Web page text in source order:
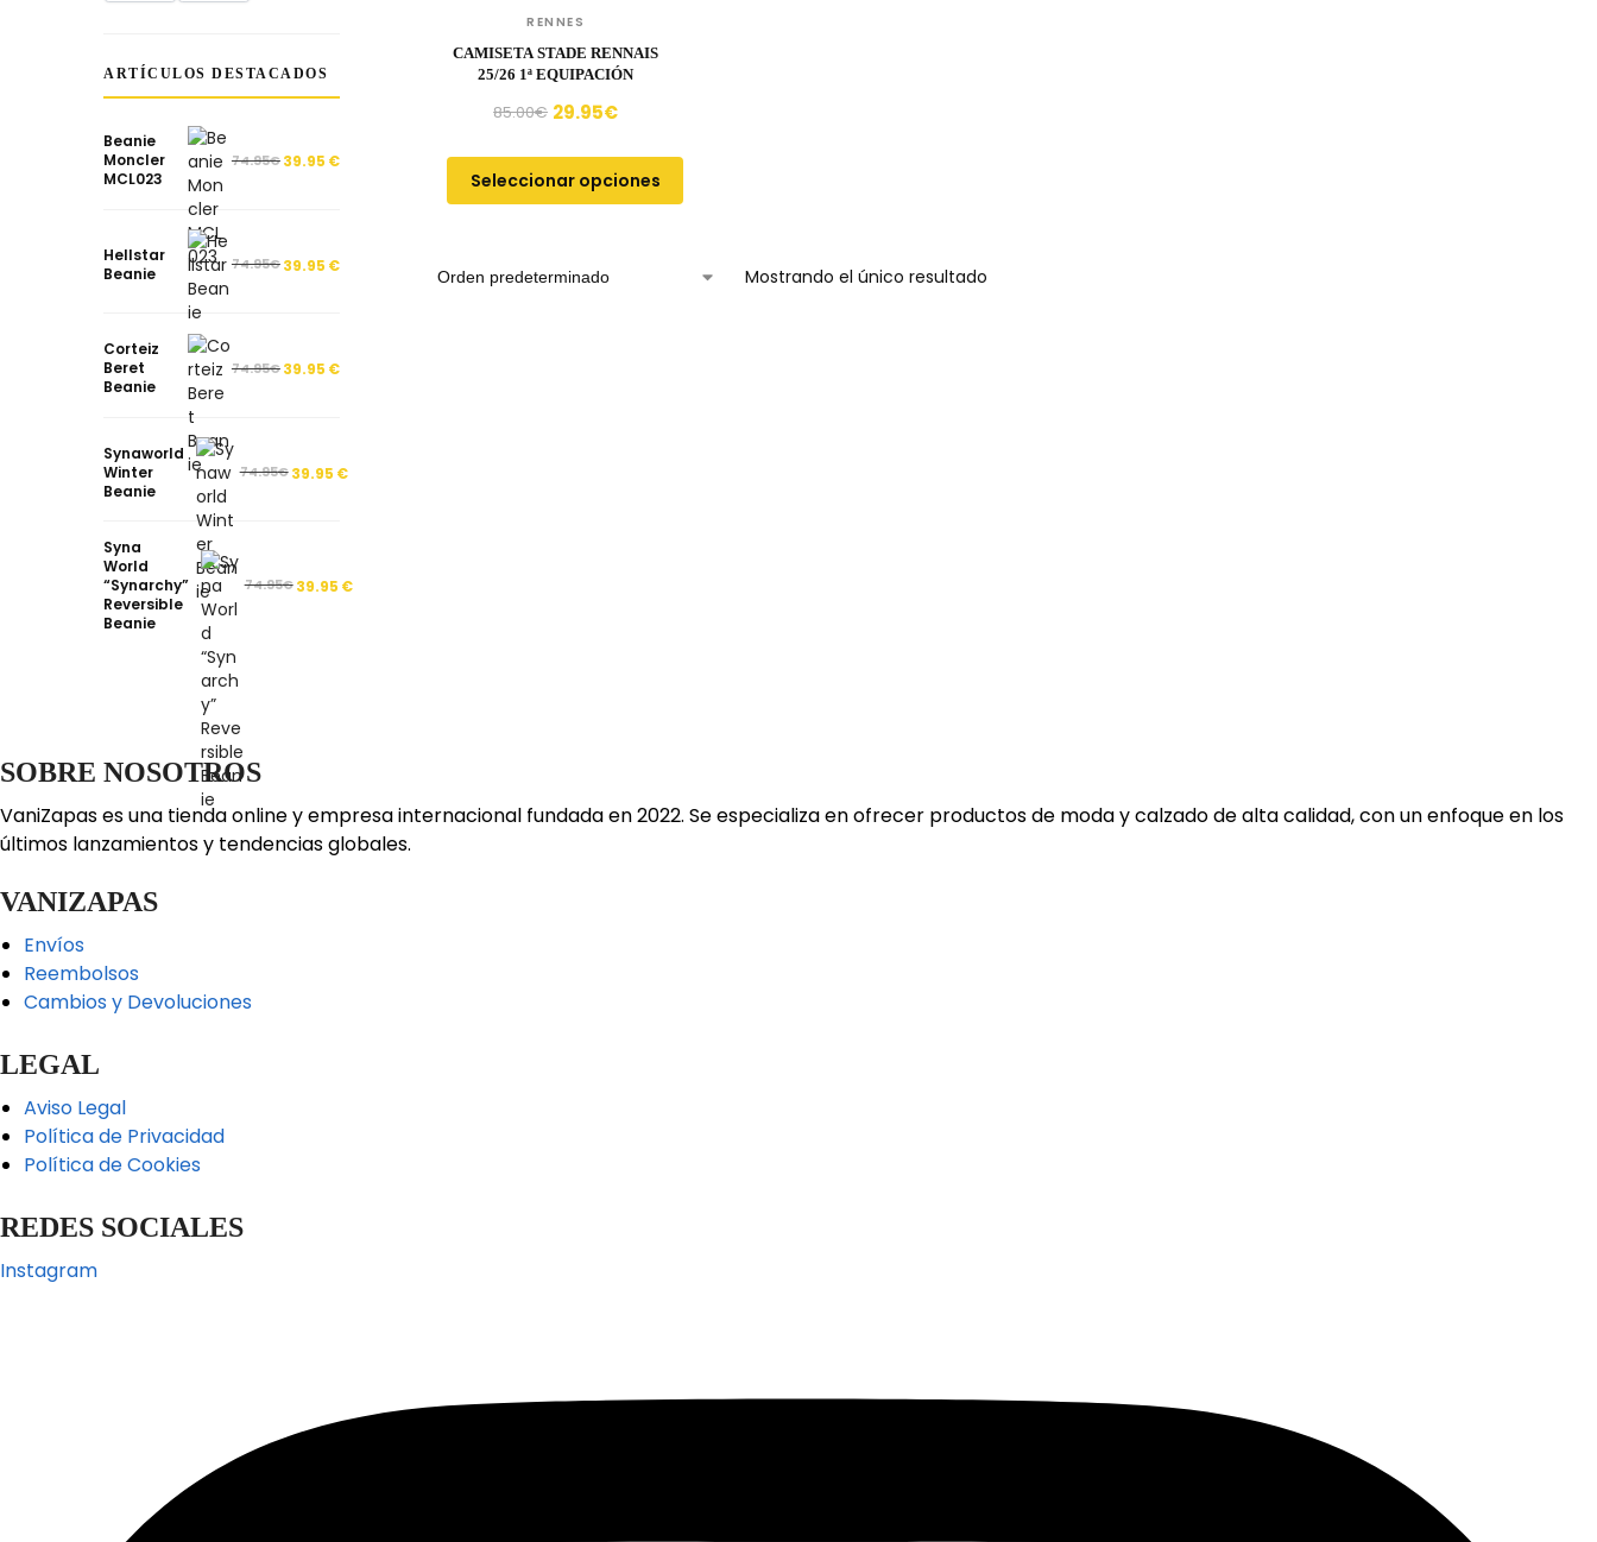
RENNES
CAMISETA STADE RENNAIS
25/26 1ª EQUIPACIÓN
85.00€ 29.95€
Seleccionar opciones
Mostrando el único resultado
ARTÍCULOS DESTACADOS
Beanie
Moncler
MCL023
74.95€39.95 €
Hellstar
Beanie
74.95€39.95 €
Corteiz
Beret
Beanie
74.95€39.95 €
Synaworld
Winter
Beanie
74.95€ 39.95 €
Syna
World
“Synarchy”
Reversible
Beanie
74.95€ 39.95 €
SOBRE NOSOTROS
VaniZapas es una tienda online y empresa internacional fundada en 2022. Se especializa en ofrecer productos de moda y calzado de alta calidad, con un enfoque en los
últimos lanzamientos y tendencias globales.
VANIZAPAS
Envíos
Reembolsos
Cambios y Devoluciones
LEGAL
Aviso Legal
Política de Privacidad
Política de Cookies
REDES SOCIALES
Instagram